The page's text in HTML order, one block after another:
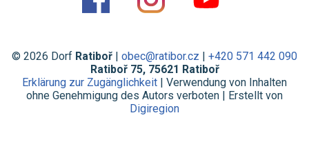
© 2026 Dorf Ratiboř | obec@ratibor.cz | +420 571 442 090
Ratiboř 75, 75621 Ratiboř
Erklärung zur Zugänglichkeit | Verwendung von Inhalten
ohne Genehmigung des Autors verboten | Erstellt von
Digiregion